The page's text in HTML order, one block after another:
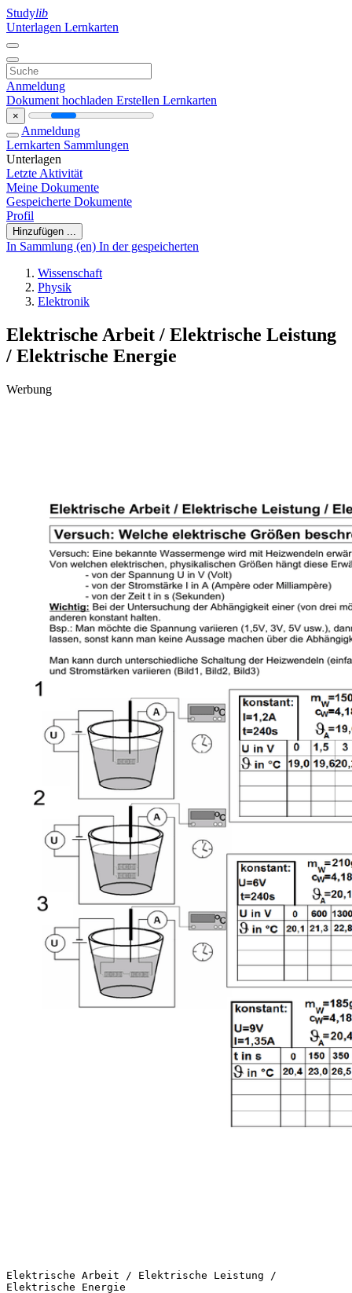
Studylib
Unterlagen Lernkarten
Anmeldung
Dokument hochladen Erstellen Lernkarten
×
Anmeldung
Lernkarten Sammlungen
Unterlagen
Letzte Aktivität
Meine Dokumente
Gespeicherte Dokumente
Profil
Hinzufügen ...
In Sammlung (en) In der gespeicherten
Wissenschaft
Physik
Elektronik
Elektrische Arbeit / Elektrische Leistung
/ Elektrische Energie
Werbung
Elektrische Arbeit / Elektrische Leistung /
Elektrische Energie